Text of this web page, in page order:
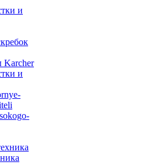
и
Karcher
и